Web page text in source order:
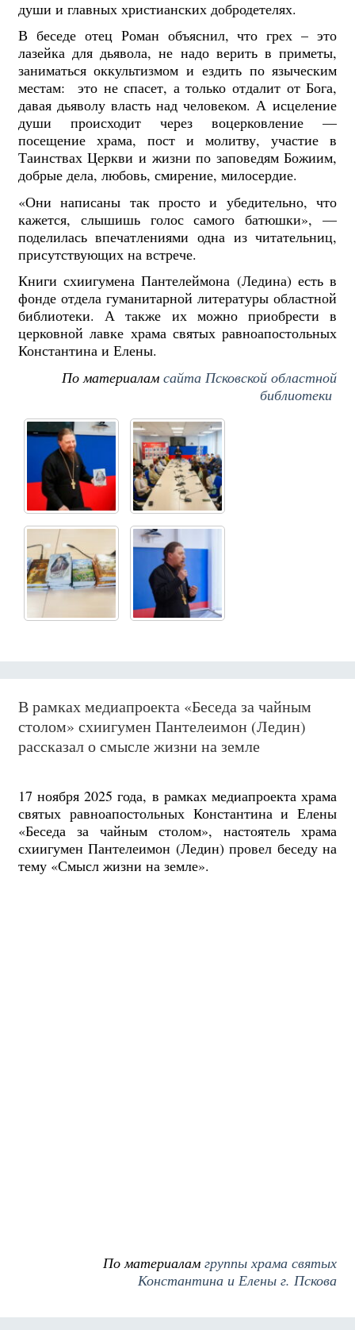
души и главных христианских добродетелях.
В беседе отец Роман объяснил, что грех – это
лазейка для дьявола, не надо верить в приметы,
заниматься оккультизмом и ездить по языческим
местам: это не спасет, а только отдалит от Бога,
давая дьяволу власть над человеком. А исцеление
души происходит через воцерковление —
посещение храма, пост и молитву, участие в
Таинствах Церкви и жизни по заповедям Божиим,
добрые дела, любовь, смирение, милосердие.
«Они написаны так просто и убедительно, что
кажется, слышишь голос самого батюшки», —
поделилась впечатлениями одна из читательниц,
присутствующих на встрече.
Книги схиигумена Пантелеймона (Ледина) есть в
фонде отдела гуманитарной литературы областной
библиотеки. А также их можно приобрести в
церковной лавке храма святых равноапостольных
Константина и Елены.
По материаламсайта Псковской областной
библиотеки
В рамках медиапроекта «Беседа за чайным
столом» схиигумен Пантелеимон (Ледин)
рассказал о смысле жизни на земле
17 ноября 2025 года, в рамках медиапроекта храма
святых равноапостольных Константина и Елены
«Беседа за чайным столом», настоятель храма
схиигумен Пантелеимон (Ледин) провел беседу на
тему «Смысл жизни на земле».
По материаламгруппы храма святых
Константина и Елены г. Пскова